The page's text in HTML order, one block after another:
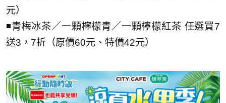
元）
◾青梅冰茶／一顆檸檬青／一顆檸檬紅茶 任選買7
送3，7折（原價60元、特價42元）